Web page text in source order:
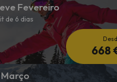
Fevereiro
de 6 dias
668